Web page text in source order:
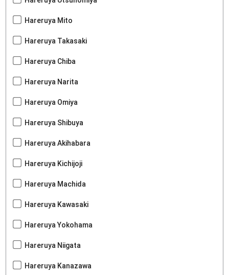
Hareruya Mito
Hareruya Takasaki
Hareruya Chiba
Hareruya Narita
Hareruya Omiya
Hareruya Shibuya
Hareruya Akihabara
Hareruya Kichijoji
Hareruya Machida
Hareruya Kawasaki
Hareruya Yokohama
Hareruya Niigata
Hareruya Kanazawa